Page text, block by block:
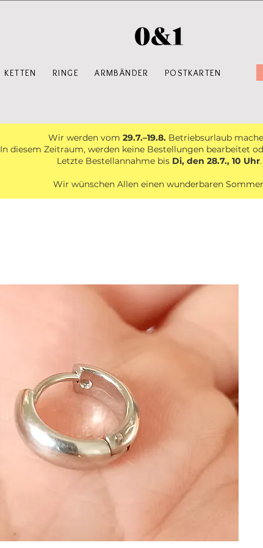
KETTEN RINGE ARMBÄNDER POSTKARTEN
Wir werden vom 29.7.–19.8.Betriebsurlaub
In diesem Zeitraum, werden keine Bestellungen bearbeitet
Letzte Bestellannahme bis Di, den 28.7., 10 Uhr.
Wir wünschen Allen einen wunderbaren